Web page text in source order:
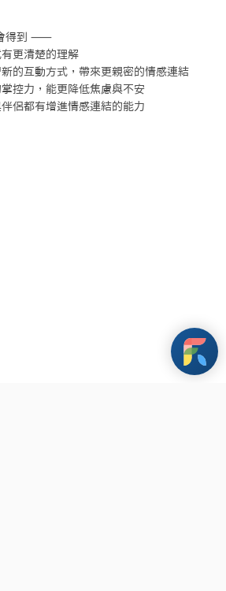
得到 ⸺
更清楚的理解
的互動方式，帶來更親密的情感連結
控力，能更降低焦慮與不安
侶都有增進情感連結的能力